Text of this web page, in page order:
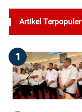
Artikel Terpopuler
1